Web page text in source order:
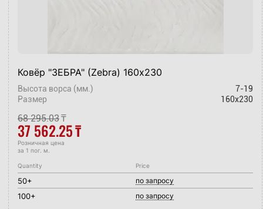
Ковёр "ЗЕБРА" (Zebra) 160х230
Высота ворса (мм.)
7-19
Размер
160x230
68 295.03₸
37 562.25₸
Розничная цена
за 1 пог. м.
Quantity
50+
100+
Price
по запросу
по запросу